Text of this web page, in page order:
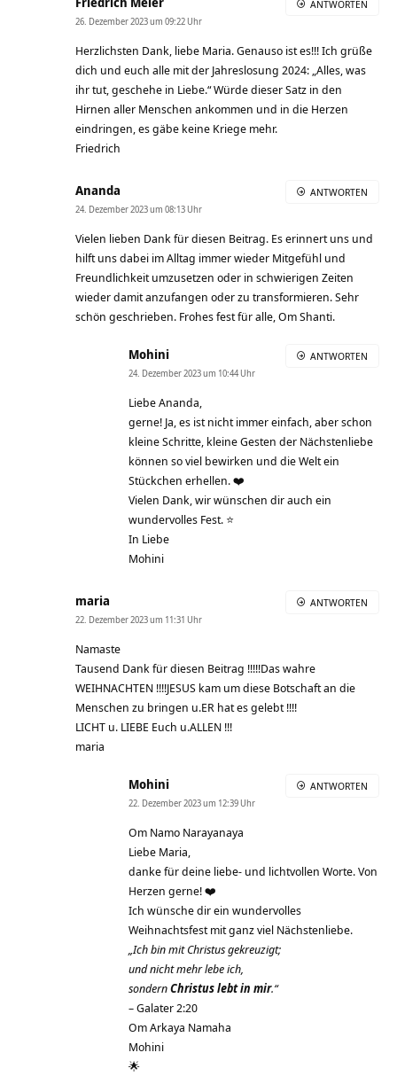
26. Dezember 2023 um 09:22 Uhr
Herzlichsten Dank, liebe Maria. Genauso ist es!!! Ich grüße
dich und euch alle mit der Jahreslosung 2024: „Alles, was
ihr tut, geschehe in Liebe.“ Würde dieser Satz in den
Hirnen aller Menschen ankommen und in die Herzen
eindringen, es gäbe keine Kriege mehr.
Friedrich
ANTWORTEN
Ananda
24. Dezember 2023 um 08:13 Uhr
Vielen lieben Dank für diesen Beitrag. Es erinnert uns und
hilft uns dabei im Alltag immer wieder Mitgefühl und
Freundlichkeit umzusetzen oder in schwierigen Zeiten
wieder damit anzufangen oder zu transformieren. Sehr
schön geschrieben. Frohes fest für alle, Om Shanti.
ANTWORTEN
Mohini
24. Dezember 2023 um 10:44 Uhr
Liebe Ananda,
gerne! Ja, es ist nicht immer einfach, aber schon
kleine Schritte, kleine Gesten der Nächstenliebe
können so viel bewirken und die Welt ein
Stückchen erhellen. ❤️
Vielen Dank, wir wünschen dir auch ein
wundervolles Fest. ⭐
In Liebe
Mohini
ANTWORTEN
maria
22. Dezember 2023 um 11:31 Uhr
Namaste
Tausend Dank für diesen Beitrag !!!!!Das wahre
WEIHNACHTEN !!!!JESUS kam um diese Botschaft an die
Menschen zu bringen u.ER hat es gelebt !!!!
LICHT u. LIEBE Euch u.ALLEN !!!
maria
ANTWORTEN
Mohini
22. Dezember 2023 um 12:39 Uhr
Om Namo Narayanaya
Liebe Maria,
danke für deine liebe- und lichtvollen Worte. Von
Herzen gerne! ❤️
Ich wünsche dir ein wundervolles
Weihnachtsfest mit ganz viel Nächstenliebe.
„Ich bin mit Christus gekreuzigt;
und nicht mehr lebe ich,
sondernChristus lebt in mir.“
– Galater 2:20
Om Arkaya Namaha
Mohini
🌟
ANTWORTEN